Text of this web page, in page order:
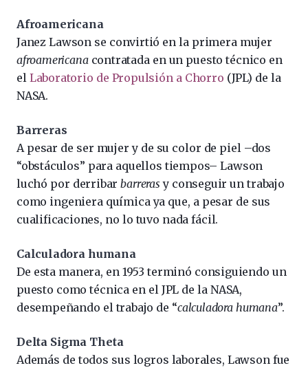
Afroamericana
Janez Lawson se convirtió en la primera mujer
afroamericana contratada en un puesto técnico en
el Laboratorio de Propulsión a Chorro (JPL) de la
NASA.
Barreras
A pesar de ser mujer y de su color de piel –dos
“obstáculos” para aquellos tiempos– Lawson
luchó por derribarbarrerasy conseguir un trabajo
como ingeniera química ya que, a pesar de sus
cualificaciones, no lo tuvo nada fácil.
Calculadora humana
De esta manera, en 1953 terminó consiguiendo un
puesto como técnica en el JPL de la NASA,
desempeñando el trabajo de “calculadora humana”.
Delta Sigma Theta
Además de todos sus logros laborales, Lawson fue